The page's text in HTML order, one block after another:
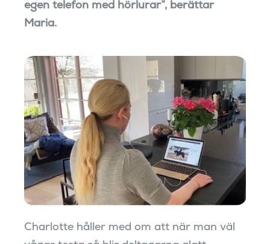
egen telefon med hörlurar”, berättar
Maria.
Charlotte håller med om att när man väl